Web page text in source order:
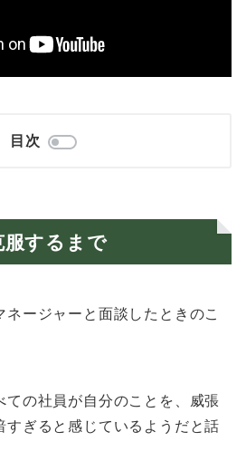
目次
服するまで
ージャーと面談したときのこ
ての社員が自分のことを、威張
すぎると感じているようだと話